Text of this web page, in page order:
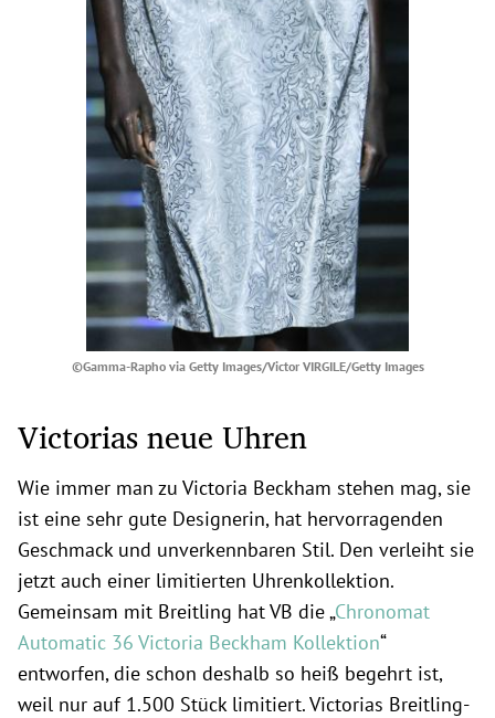
©Gamma-Rapho via Getty Images/Victor VIRGILE/Getty Images
Victorias neue Uhren
Wie immer man zu Victoria Beckham stehen mag, sie
ist eine sehr gute Designerin, hat hervorragenden
Geschmack und unverkennbaren Stil. Den verleiht sie
jetzt auch einer limitierten Uhrenkollektion.
Gemeinsam mit Breitling hat VB die „Chronomat
Automatic 36 Victoria Beckham Kollektion“
entworfen, die schon deshalb so heiß begehrt ist,
weil nur auf 1.500 Stück limitiert. Victorias Breitling-